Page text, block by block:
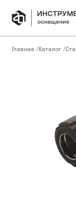
Главная /Каталог /